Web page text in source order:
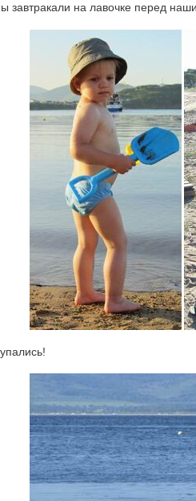
завтракали на лавочке перед